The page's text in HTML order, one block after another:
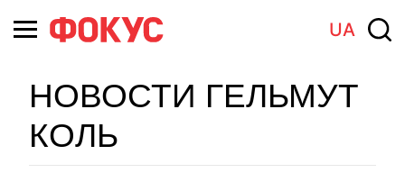
UA
НОВОСТИ ГЕЛЬМУТ
КОЛЬ